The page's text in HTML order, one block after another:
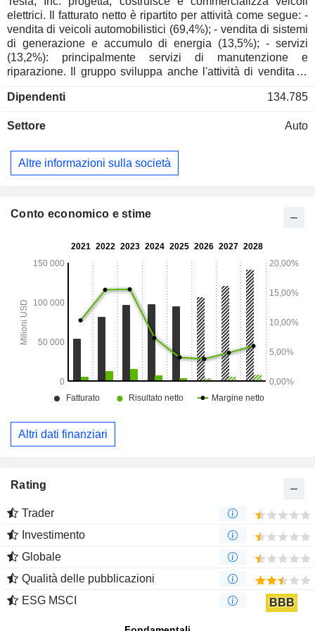
elettrici. Il fatturato netto è ripartito per attività come segue: -
vendita di veicoli automobilistici (69,4%); - vendita di sistemi
di generazione e accumulo di energia (13,5%); - servizi
(13,2%): principalmente servizi di manutenzione e
riparazione. Il gruppo sviluppa anche l'attività di vendita di
elettrici; - crediti automobilistici (2,1%); - leasing
8 siti produttivi situati negli Stati Uniti (5), in Cina (2) e in
come segue: Stati Uniti (50,2%), Cina (22,1%) e altri
(27,7%).
Dipendenti 134.785
Settore Auto
Altre informazioni sulla società
Conto economico e stime
Altri dati finanziari
Rating
Trader
Investimento
Globale
Qualità delle pubblicazioni
ESG MSCI
BBB